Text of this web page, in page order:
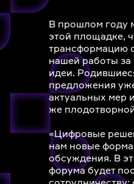
В прошлом году
этой площадке,
трансформацию
нашей работы
идеи.
предложения
актуальных мер
же
«Цифровые
нам новые
обсуждения. В
форума будет